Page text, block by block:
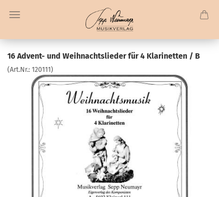
16 Advent- und Weihnachtslieder für 4 Klarinetten / B
(Art.Nr.: 120111)